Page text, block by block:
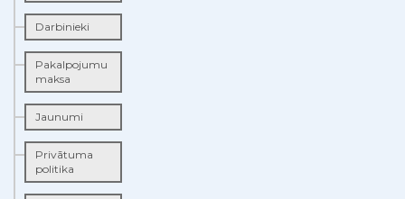
Darbinieki
Pakalpojumu
maksa
Jaunumi
Privātuma
politika